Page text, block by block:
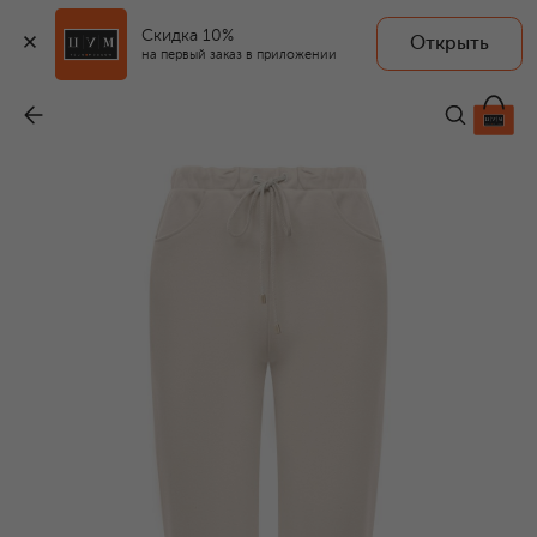
Скидка 10%
на первый заказ в приложении
Открыть
23 800 ₽